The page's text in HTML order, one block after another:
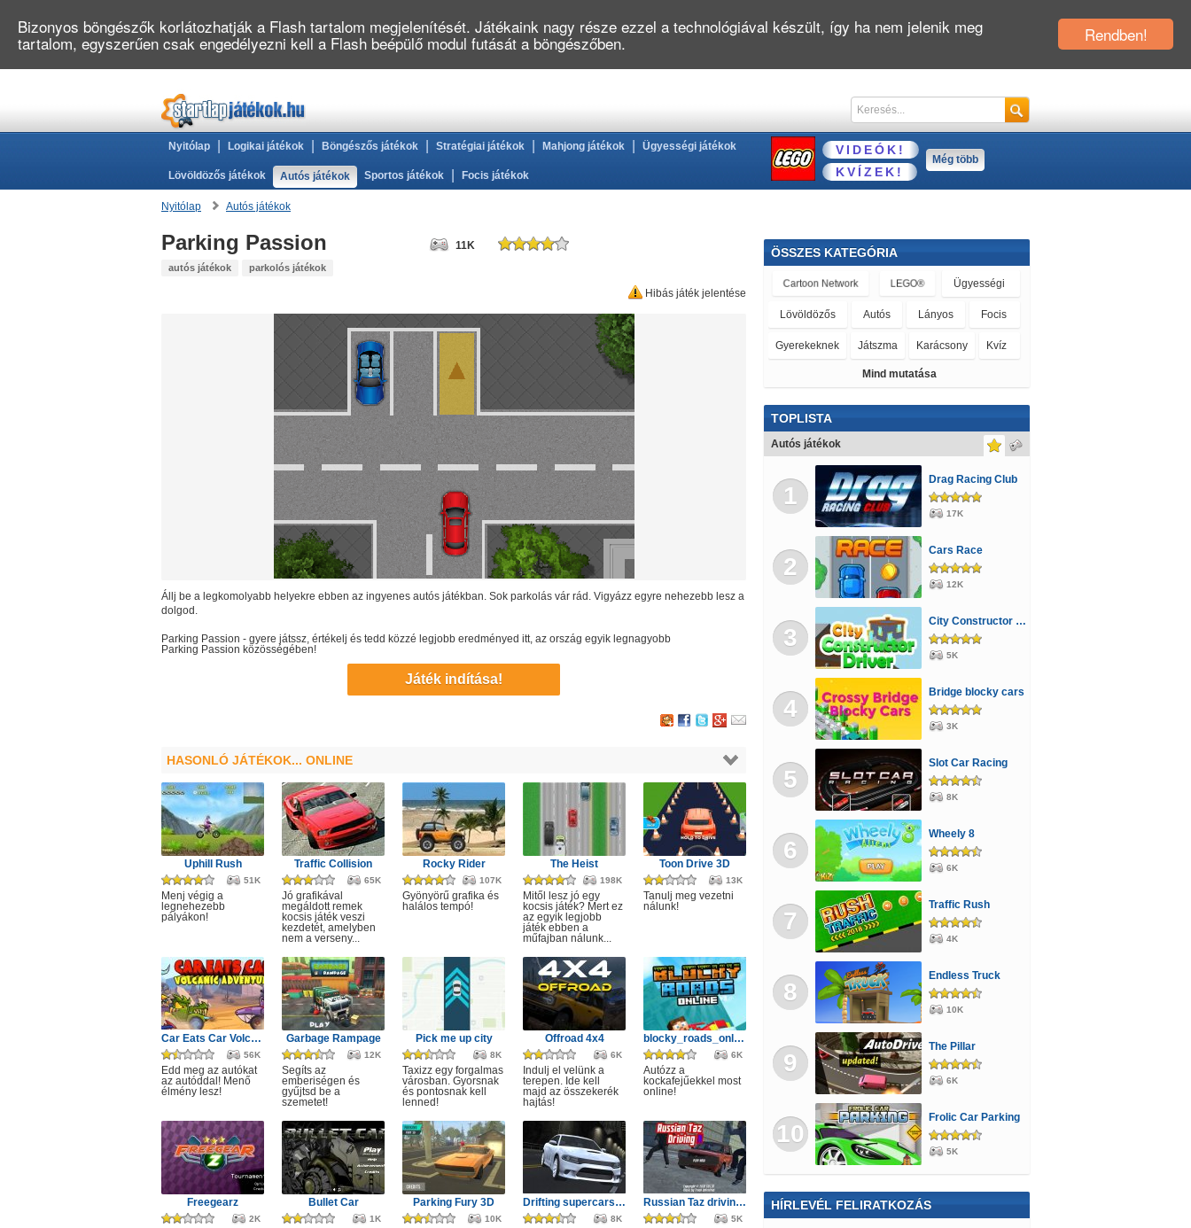
Nyitólap Logikai játékok Böngészős játékok Stratégiai játékok Mahjong játékok Ügyességi játékok
Lövöldözős játékok Autós játékok Sportos játékok Focis játékok
VIDEÓK!
KVÍZEK!
Még több
Nyitólap Autós játékok
Parking Passion
autós játékok parkolós játékok
11K
Hibás játék jelentése
Állj be a legkomolyabb helyekre ebben az ingyenes autós játékban. Sok parkolás vár rád. Vigyázz egyre nehezebb lesz a
dolgod.
Parking Passion - gyere játssz, értékelj és tedd közzé legjobb eredményed itt, az ország egyik legnagyobb
Parking Passion közösségében!
Játék indítása!
HASONLÓ JÁTÉKOK... ONLINE
Uphill Rush
51K
Menj végig a
legnehezebb
pályákon!
Traffic Collision
65K
Jó grafikával
megáldott remek
kocsis játék veszi
kezdetét, amelyben
nem a verseny...
Rocky Rider
107K
Gyönyörű grafika és
halálos tempó!
The Heist
198K
Mitől lesz jó egy
kocsis játék? Mert ez
az egyik legjobb
játék ebben a
műfajban nálunk...
Toon Drive 3D
13K
Tanulj meg vezetni
nálunk!
Car Eats Car Volcanic Adventure
56K
Edd meg az autókat
az autóddal! Menő
élmény lesz!
Garbage Rampage
12K
Segíts az
emberiségen és
gyűjtsd be a
szemetet!
Pick me up city
8K
Taxizz egy forgalmas
városban. Gyorsnak
és pontosnak kell
lenned!
Offroad 4x4
6K
Indulj el velünk a
terepen. Ide kell
majd az összekerék
hajtás!
blocky_roads_online
6K
Autózz a
kockafejűekkel most
online!
Freegearz
2K
Bullet Car
1K
Parking Fury 3D
10K
Drifting supercars racing 3D
8K
Russian Taz driving 2
5K
ÖSSZES KATEGÓRIA
Mind mutatása
TOPLISTA
Autós játékok
1
Drag Racing Club
17K
2
Cars Race
12K
3
City Constructor Driver 3D
5K
4
Bridge blocky cars
3K
5
Slot Car Racing
8K
6
Wheely 8
6K
7
Traffic Rush
4K
8
Endless Truck
10K
9
The Pillar
6K
10
Frolic Car Parking
5K
HÍRLEVÉL FELIRATKOZÁS
Rendben!
Bizonyos böngészők korlátozhatják a Flash tartalom megjelenítését. Játékaink nagy része ezzel a technológiával készült, így ha nem jelenik meg
tartalom, egyszerűen csak engedélyezni kell a Flash beépülő modul futását a böngészőben.